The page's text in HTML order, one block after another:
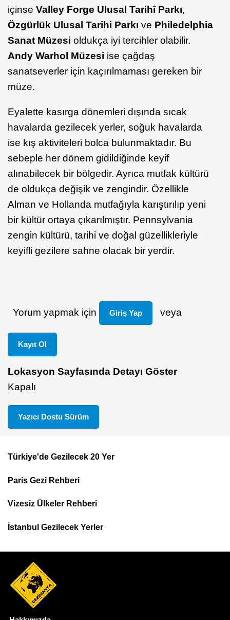
içinse Valley Forge Ulusal Tarihî Parkı,
Özgürlük Ulusal Tarihi Parkı ve Philedelphia
Sanat Müzesi oldukça iyi tercihler olabilir.
Andy Warhol Müzesi ise çağdaş
sanatseverler için kaçırılmaması gereken bir
müze.
Eyalette kasırga dönemleri dışında sıcak
havalarda gezilecek yerler, soğuk havalarda
ise kış aktiviteleri bolca bulunmaktadır. Bu
sebeple her dönem gidildiğinde keyif
alınabilecek bir bölgedir. Ayrıca mutfak kültürü
de oldukça değişik ve zengindir. Özellikle
Alman ve Hollanda mutfağıyla karıştırılıp yeni
bir kültür ortaya çıkarılmıştır. Pennsylvania
zengin kültürü, tarihi ve doğal güzellikleriyle
keyifli gezilere sahne olacak bir yerdir.
Yorum yapmak için Giriş Yap veya
Kayıt Ol
Lokasyon Sayfasında Detayı Göster
Kapalı
Yazıcı Dostu Sürüm
Footer
Top
Menu
Türkiye'de Gezilecek 20 Yer
Paris Gezi Rehberi
Vizesiz Ülkeler Rehberi
İstanbul Gezilecek Yerler